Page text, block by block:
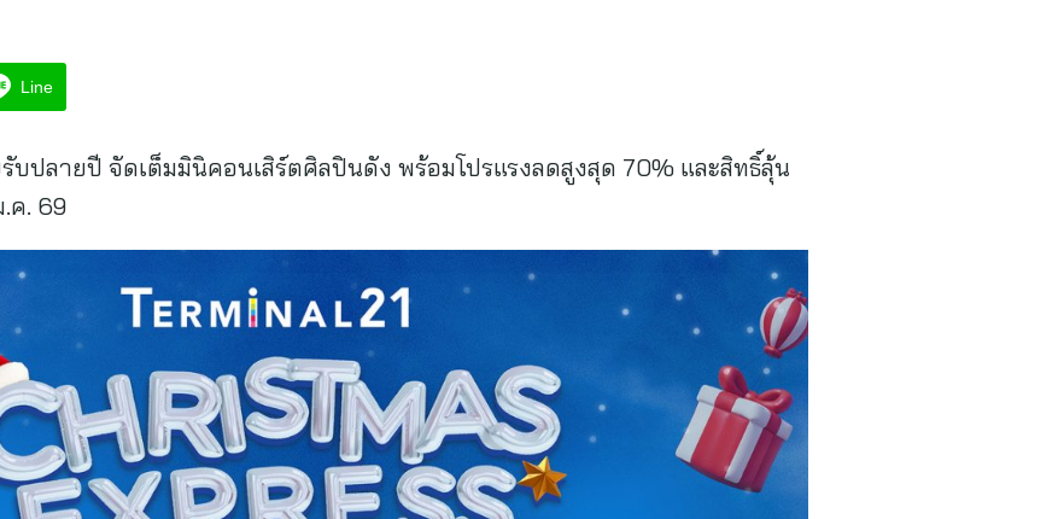
Line
บปลายปี จัดเต็มมินิคอนเสิร์ตศิลปินดัง พร้อมโปรแรงลดสูงสุด 70% และสิทธิ์ลุ้น
.ค. 69